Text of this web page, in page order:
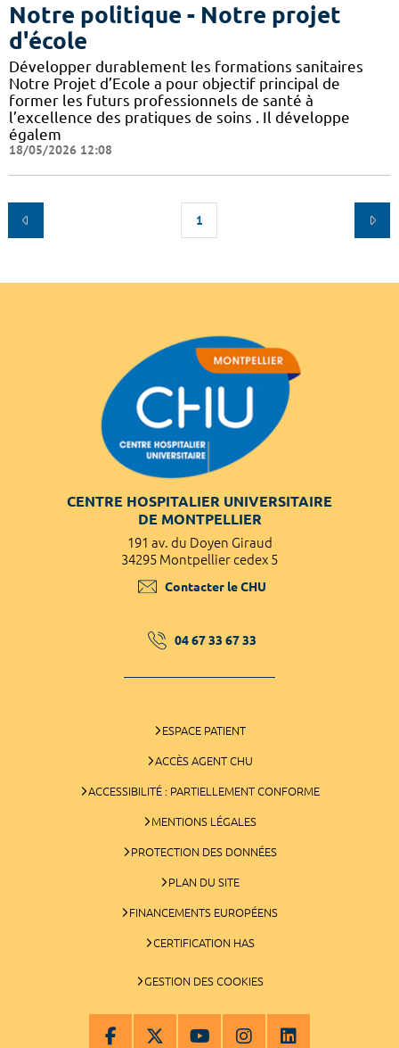
Notre politique - Notre projet
d'école
Développer durablement les formations sanitaires
Notre Projet d’Ecole a pour objectif principal de
former les futurs professionnels de santé à
l’excellence des pratiques de soins . Il développe
égalem
18/05/2026 12:08
1
CENTRE HOSPITALIER UNIVERSITAIRE
DE MONTPELLIER
191 av. du Doyen Giraud
34295 Montpellier cedex 5
Contacter le CHU
04 67 33 67 33
ESPACE PATIENT
ACCÈS AGENT CHU
ACCESSIBILITÉ : PARTIELLEMENT CONFORME
MENTIONS LÉGALES
PROTECTION DES DONNÉES
PLAN DU SITE
FINANCEMENTS EUROPÉENS
CERTIFICATION HAS
GESTION DES COOKIES